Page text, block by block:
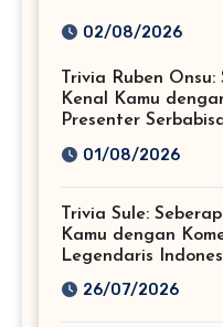
Sejati!
02/08/2026
Trivia Ruben Onsu:
Kenal Kamu
Presenter
01/08/2026
Trivia Sule:
Kamu dengan
Legendaris
26/07/2026